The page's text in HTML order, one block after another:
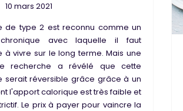
10 mars 2021
de type 2 est reconnu comme un
avec laquelle il faut
à vivre sur le long terme. Mais une
recherche a révélé que cette
serait réversible grâce grâce à un
l'apport calorique est très faible et
Le prix à payer pour vaincre la